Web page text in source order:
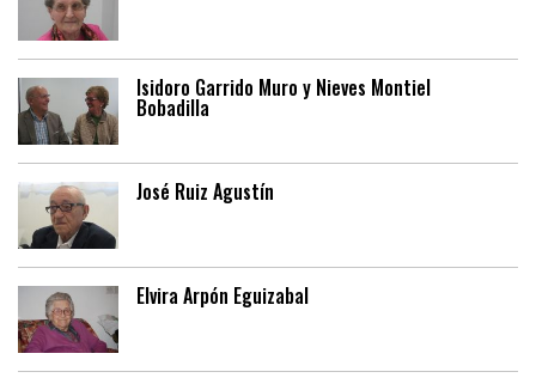
Isidoro Garrido Muro y Nieves Montiel
Bobadilla
José Ruiz Agustín
Elvira Arpón Eguizabal